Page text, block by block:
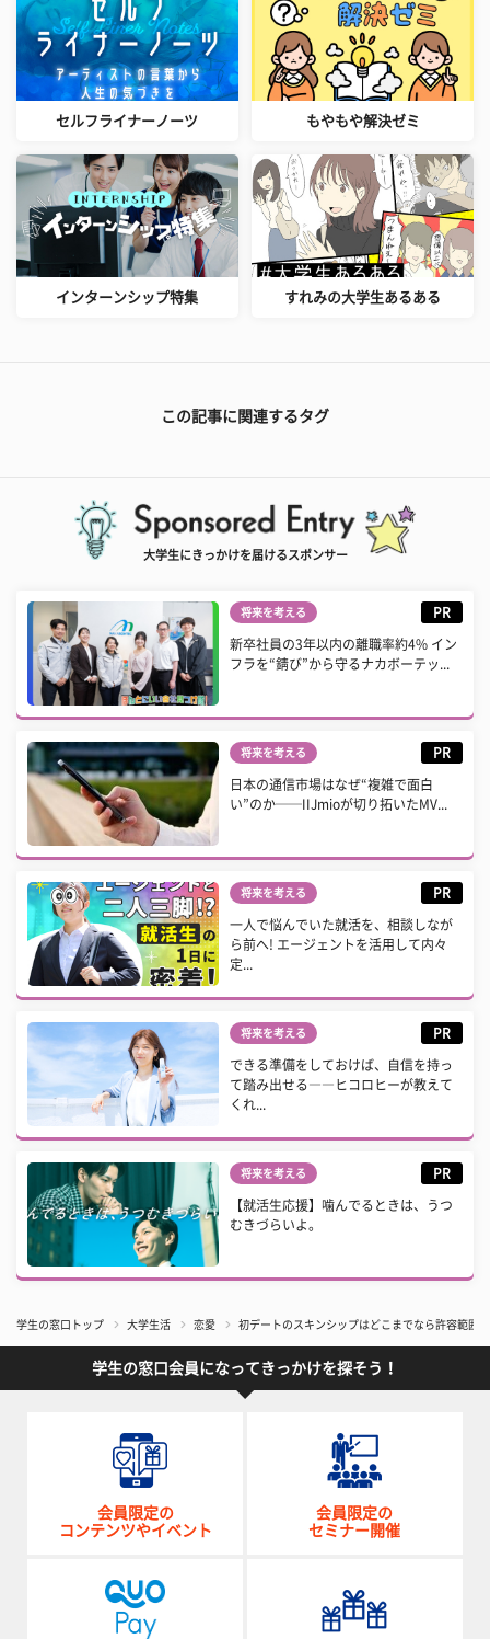
セルフライナーノーツ もやもや解決ゼミ
インターンシップ特集 すれみの大学生あるある
この記事に関連するタグ
大学生にきっかけを届けるスポンサー
将来を考える PR
新卒社員の3年以内の離職率約4% イン
フラを“錆び”から守るナカボーテッ...
将来を考える PR
日本の通信市場はなぜ“複雑で面白
い”のか──IIJmioが切り拓いたMV...
将来を考える PR
一人で悩んでいた就活を、相談しなが
ら前へ! エージェントを活用して内々
定...
将来を考える PR
できる準備をしておけば、自信を持っ
て踏み出せる――ヒコロヒーが教えて
くれ...
将来を考える PR
【就活生応援】噛んでるときは、うつ
むきづらいよ。
学生の窓口トップ 大学生活 恋愛 初デートのスキンシップはどこまでなら許容範囲
学生の窓口会員になってきっかけを探そう！
会員限定の
コンテンツやイベント
会員限定の
セミナー開催